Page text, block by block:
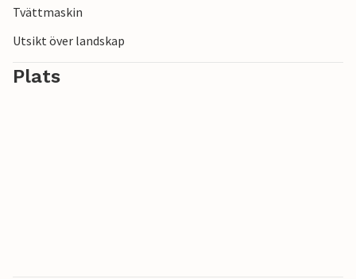
Tvättmaskin
Utsikt över landskap
Plats